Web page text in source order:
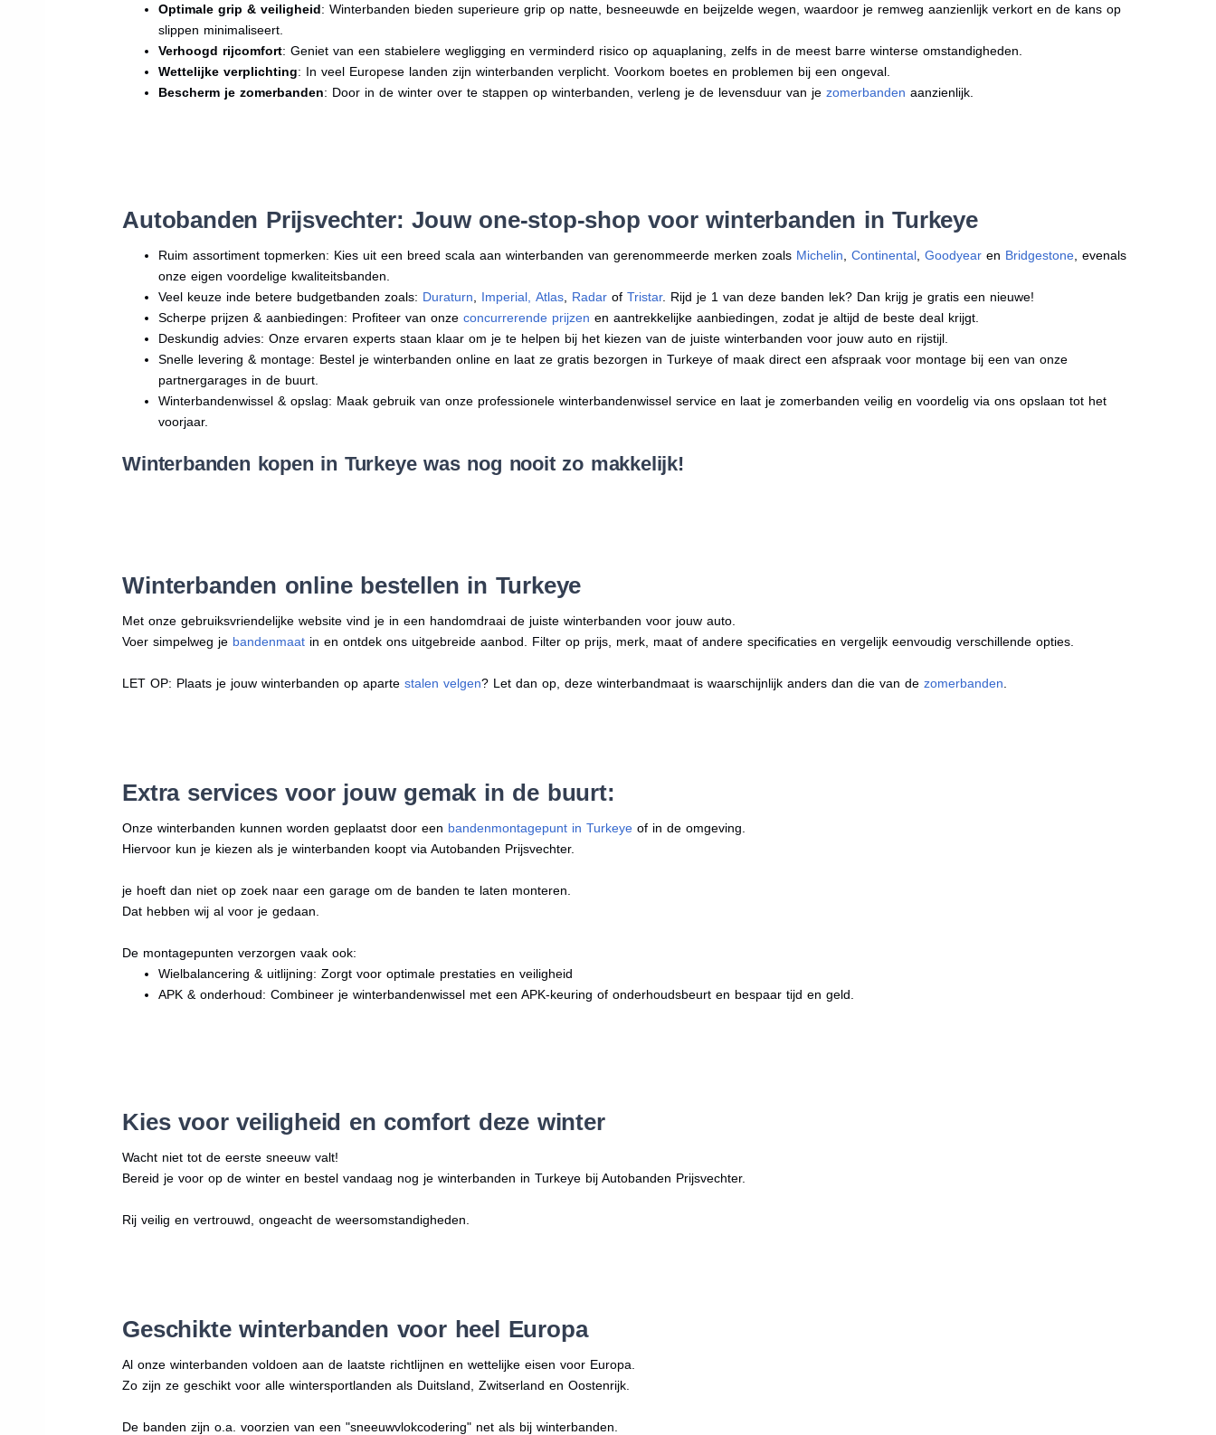
Optimale grip & veiligheid: Winterbanden bieden superieure grip op natte, besneeuwde en beijzelde wegen, waardoor je remweg aanzienlijk verkort en de kans op
slippen minimaliseert.
Verhoogd rijcomfort: Geniet van een stabielere wegligging en verminderd risico op aquaplaning, zelfs in de meest barre winterse omstandigheden.
Wettelijke verplichting: In veel Europese landen zijn winterbanden verplicht. Voorkom boetes en problemen bij een ongeval.
Bescherm je zomerbanden: Door in de winter over te stappen op winterbanden, verleng je de levensduur van jezomerbanden aanzienlijk.
Autobanden Prijsvechter: Jouw one-stop-shop voor winterbanden in Turkeye
Ruim assortiment topmerken: Kies uit een breed scala aan winterbanden van gerenommeerde merken zoals Michelin ,Continental ,Goodyear en Bridgestone , evenals
onze eigen voordelige kwaliteitsbanden.
Veel keuze inde betere budgetbanden zoals: Duraturn Imperial Atlas Radar ofTristar. Rijd je 1 van deze banden lek? Dan krijg je gratis een nieuwe!
Scherpe prijzen & aanbiedingen: Profiteer van onzeconcurrerende prijzen en aantrekkelijke aanbiedingen, zodat je altijd de beste deal krijgt.
Deskundig advies: Onze ervaren experts staan klaar om je te helpen bij het kiezen van de juiste winterbanden voor jouw auto en rijstijl.
Snelle levering & montage: Bestel je winterbanden online en laat ze gratis bezorgen in Turkeye of maak direct een afspraak voor montage bij een van onze
partnergarages in de buurt.
Winterbandenwissel & opslag: Maak gebruik van onze professionele winterbandenwissel service en laat je zomerbanden veilig en voordelig via ons opslaan tot het
voorjaar.
Winterbanden kopen in Turkeye was nog nooit zo makkelijk!
Winterbanden online bestellen in Turkeye
Met onze gebruiksvriendelijke website vind je in een handomdraai de juiste winterbanden voor jouw auto.
Voer simpelweg je bandenmaat in en ontdek ons uitgebreide aanbod. Filter op prijs, merk, maat of andere specificaties en vergelijk eenvoudig verschillende opties.
LET OP: Plaats je jouw winterbanden op apartestalen velgen? Let dan op, deze winterbandmaat is waarschijnlijk anders dan die van dezomerbanden
Extra services voor jouw gemak in de buurt:
Onze winterbanden kunnen worden geplaatst door een bandenmontagepunt in Turkeye of in de omgeving.
Hiervoor kun je kiezen als je winterbanden koopt via Autobanden Prijsvechter.
je hoeft dan niet op zoek naar een garage om de banden te laten monteren.
Dat hebben wij al voor je gedaan.
De montagepunten verzorgen vaak ook:
Wielbalancering & uitlijning: Zorgt voor optimale prestaties en veiligheid
APK & onderhoud: Combineer je winterbandenwissel met een APK-keuring of onderhoudsbeurt en bespaar tijd en geld.
Kies voor veiligheid en comfort deze winter
Wacht niet tot de eerste sneeuw valt!
Bereid je voor op de winter en bestel vandaag nog je winterbanden in Turkeye bij Autobanden Prijsvechter.
Rij veilig en vertrouwd, ongeacht de weersomstandigheden.
Geschikte winterbanden voor heel Europa
Al onze winterbanden voldoen aan de laatste richtlijnen en wettelijke eisen voor Europa.
Zo zijn ze geschikt voor alle wintersportlanden als Duitsland, Zwitserland en Oostenrijk.
De banden zijn o.a. voorzien van een "sneeuwvlokcodering" net als bij winterbanden.